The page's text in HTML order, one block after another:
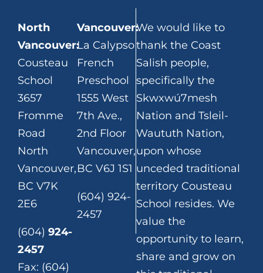
North
Vancouver:
Cousteau
School
3657
Fromme
Road
North
Vancouver,
BC V7K
2E6
(604) 924-
2457
Fax: (604)
Vancouver:
La Calypso
French
Preschool
1555 West
7th Ave.,
2nd Floor
Vancouver,
BC V6J 1S1
(604) 924-
2457
We would like to
thank the Coast
Salish people,
specifically the
Skwxwú7mesh
Nation and Tsleil-
Waututh Nation,
upon whose
unceded traditional
territory Cousteau
School resides. We
value the
opportunity to learn,
share and grow on